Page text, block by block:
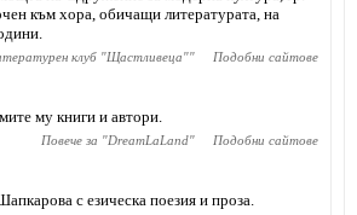
към хора, обичащи литературата, на
клуб "Щастливеца"" Подобни сайтове
му книги и автори.
Повече за "DreamLaLand" Подобни сайтове
с езическа поезия и проза.